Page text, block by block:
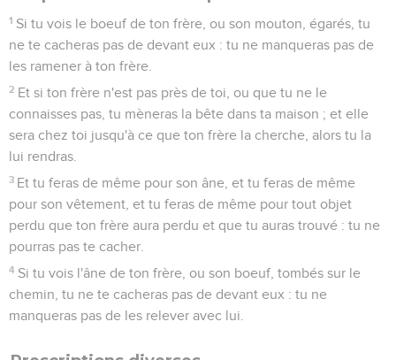
1 Si tu vois le boeuf de ton frère, ou son mouton, égarés, tu
ne te cacheras pas de devant eux : tu ne manqueras pas de
les ramener à ton frère.
2 Et si ton frère n'est pas près de toi, ou que tu ne le
connaisses pas, tu mèneras la bête dans ta maison ; et elle
sera chez toi jusqu'à ce que ton frère la cherche, alors tu la
lui rendras.
3 Et tu feras de même pour son âne, et tu feras de même
pour son vêtement, et tu feras de même pour tout objet
perdu que ton frère aura perdu et que tu auras trouvé : tu ne
pourras pas te cacher.
4 Si tu vois l'âne de ton frère, ou son boeuf, tombés sur le
chemin, tu ne te cacheras pas de devant eux : tu ne
manqueras pas de les relever avec lui.